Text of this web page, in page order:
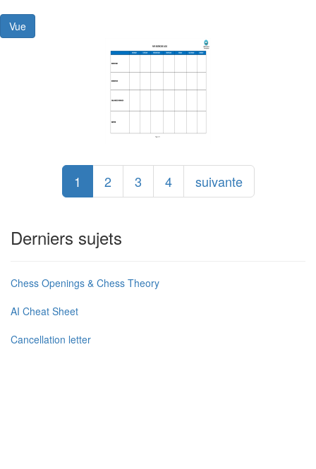
Vue
1 2 3 4 suivante
Derniers sujets
Chess Openings & Chess Theory
AI Cheat Sheet
Cancellation letter